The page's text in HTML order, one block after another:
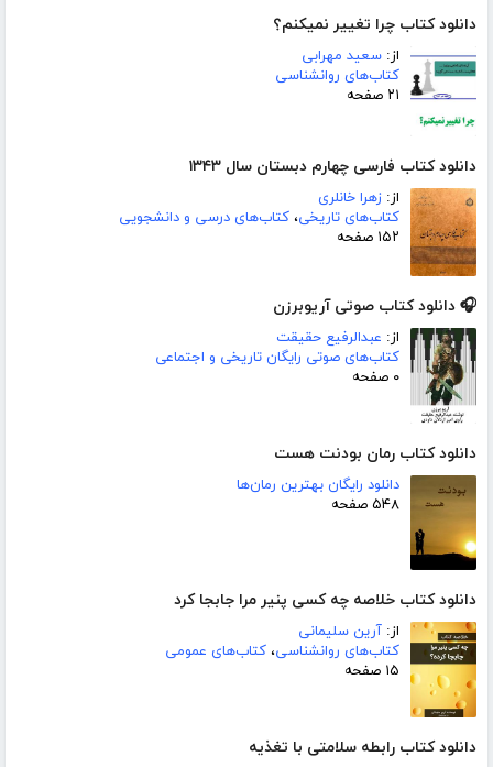
دانلود کتاب چرا تغییر نمیکنم؟
از: سعید مهرابی
کتاب‌های روانشناسی
۲۱ صفحه
دانلود کتاب فارسی چهارم دبستان سال ۱۳۴۳
از: زهرا خانلری
کتاب‌های تاریخی، کتاب‌های درسی و دانشجویی
۱۵۲ صفحه
🎧 دانلود کتاب صوتی آریوبرزن
از: عبدالرفیع حقیقت
کتاب‌های صوتی رایگان تاریخی و اجتماعی
۰ صفحه
دانلود کتاب رمان بودنت هست
دانلود رایگان بهترین رمان‌ها
۵۴۸ صفحه
دانلود کتاب خلاصه چه کسی پنیر مرا جابجا کرد
از: آرین سلیمانی
کتاب‌های روانشناسی، کتاب‌های عمومی
۱۵ صفحه
دانلود کتاب رابطه سلامتی با تغذیه